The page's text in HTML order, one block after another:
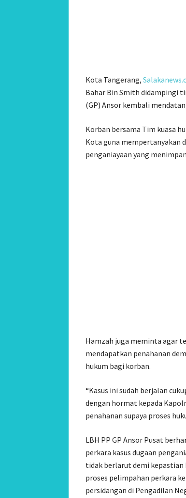
Kota Tangerang,
Bahar Bin Smith didampingi
(GP) Ansor kembali
Korban bersama Tim kuasa
Kota guna mempertanyakan
penganiayaan yang
‎‎Hamzah juga meminta agar
mendapatkan penahanan
hukum bagi korban.
‎‎“Kasus ini sudah berjalan
dengan hormat kepada
penahanan supaya proses
‎‎LBH PP GP Ansor Pusat
perkara kasus dugaan
tidak berlarut demi kepastian
proses pelimpahan perkara
persidangan di Pengadilan